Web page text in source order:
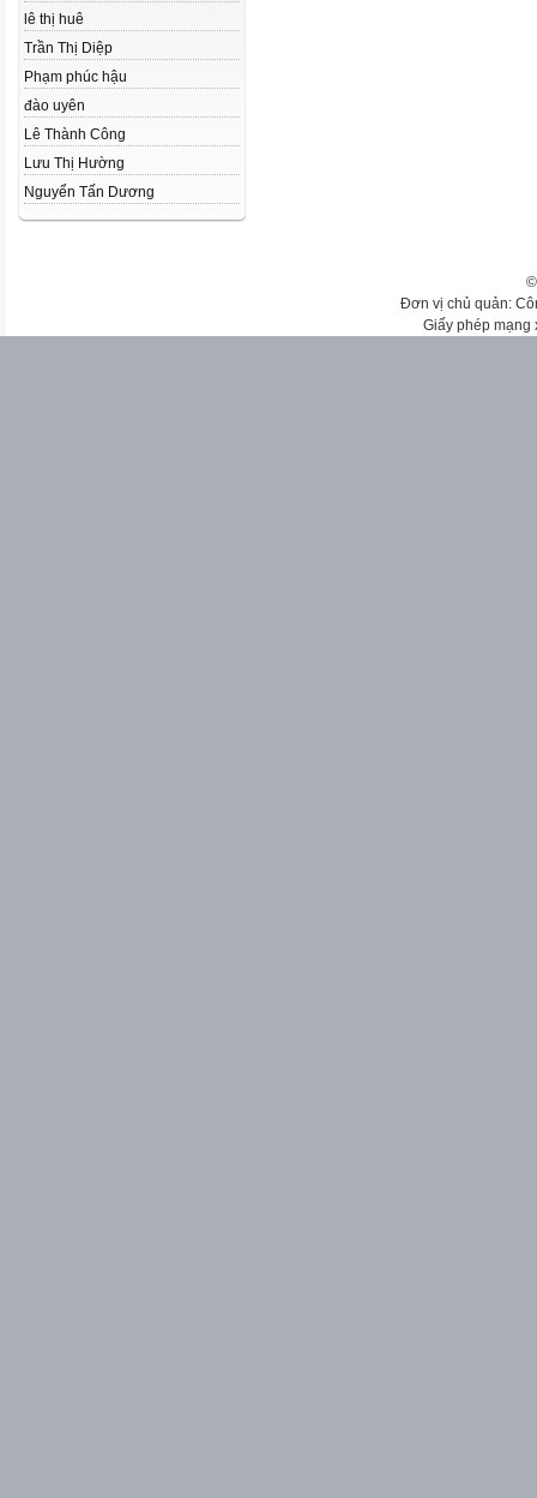
lê thị huê
Trần Thị Diệp
Phạm phúc hậu
đào uyên
Lê Thành Công
Lưu Thị Hường
Nguyển Tấn Dương
Đơn vị chủ quản:
Giấy phép mạng